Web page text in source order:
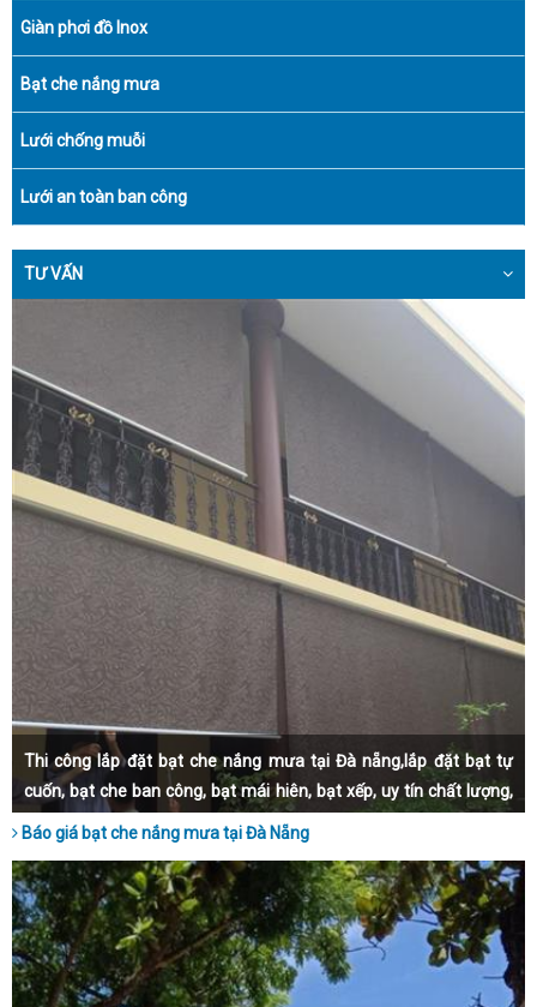
Giàn phơi đồ Inox
Bạt che nắng mưa
Lưới chống muỗi
Lưới an toàn ban công
TƯ VẤN
Thi công lắp đặt bạt che nắng mưa tại Đà nẵng,lắp đặt bạt tự
cuốn, bạt che ban công, bạt mái hiên, bạt xếp, uy tín chất lượng,
bảo hành dài hạn, lắp đặt nhanh chóng.
Báo giá bạt che nắng mưa tại Đà Nẵng